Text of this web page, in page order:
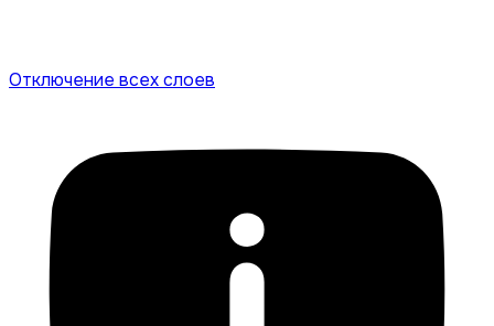
Отключение всех слоев